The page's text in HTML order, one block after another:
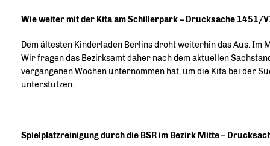
Wie weiter mit der Kita am Schillerpark – Drucksache 1451/
Dem ältesten Kinderladen Berlins droht weiterhin das Aus.
Wir fragen das Bezirksamt daher nach dem aktuellen
vergangenen Wochen unternommen hat, um die Kita bei der
unterstützen.
Spielplatzreinigung durch die BSR im Bezirk Mitte –